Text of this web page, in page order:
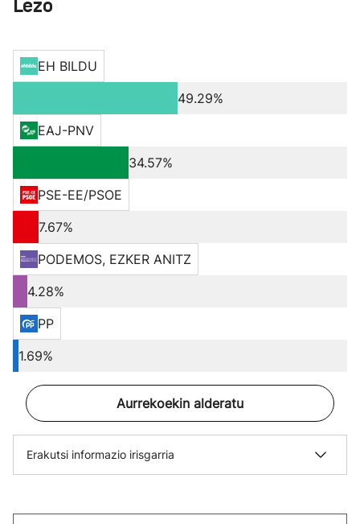
Lezo
EH BILDU
49.29%
EAJ-PNV
34.57%
PSE-EE/PSOE
7.67%
PODEMOS, EZKER ANITZ
4.28%
PP
1.69%
Aurrekoekin alderatu
Erakutsi informazio irisgarria